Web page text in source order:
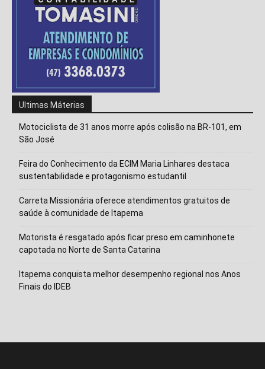
Ultimas Máterias
Motociclista de 31 anos morre após colisão na BR-101, em
São José
Feira do Conhecimento da ECIM Maria Linhares destaca
sustentabilidade e protagonismo estudantil
Carreta Missionária oferece atendimentos gratuitos de
saúde à comunidade de Itapema
Motorista é resgatado após ficar preso em caminhonete
capotada no Norte de Santa Catarina
Itapema conquista melhor desempenho regional nos Anos
Finais do IDEB
Isso vai fechar em segundos